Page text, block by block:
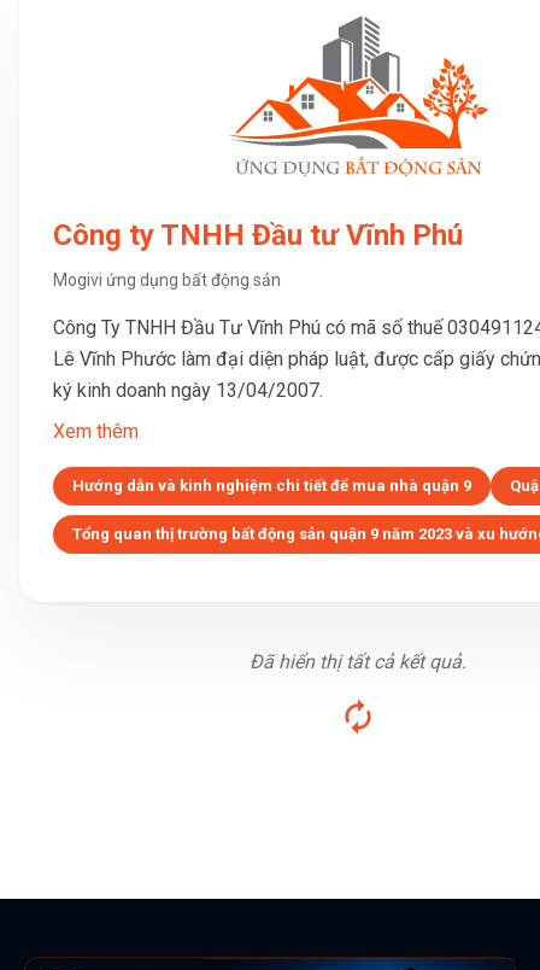
Công ty TNHH Đầu tư Vĩnh Phú
Mogivi ứng dụng bất động sản
Công Ty TNHH Đầu Tư Vĩnh Phú có mã số thuế
Lê Vĩnh Phước làm đại diện pháp luật, được cấp giấy
ký kinh doanh ngày 13/04/2007.
Xem thêm
Hướng dẫn và kinh nghiệm chi tiết để mua nhà quận 9
Tổng quan thị trường bất động sản quận 9 năm 2023 và xu
Đã hiển thị tất cả kết quả.